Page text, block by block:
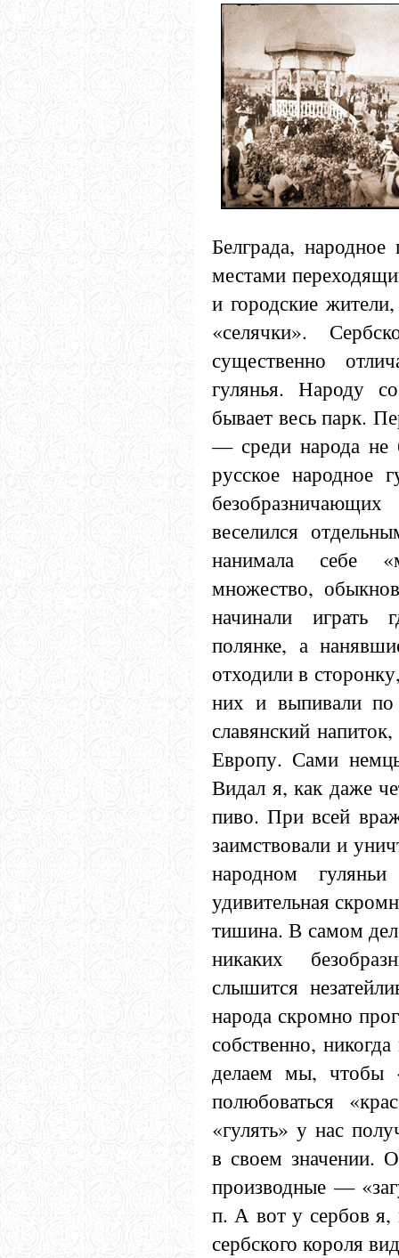
Белграда,
местами
и городские
«селячки».
существенно
гулянья. Народу
бывает весь парк.
— среди народа
русское народное
веселился
нанимала себе
множество,
начинали играть
полянке, а
отходили в
них и выпивали
славянский
Европу. Сами
Видал я, как даже
пиво. При всей
заимствовали и
народном
удивительная
тишина. В самом
никаких
слышится
народа скромно
собственно,
делаем мы, чтобы
полюбоваться
«гулять» у нас
в своем значении.
производные —
п. А вот у сербов я,
сербского короля